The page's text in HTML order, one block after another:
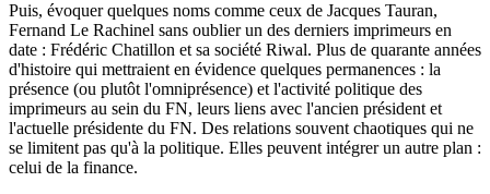
Puis, évoquer quelques noms comme ceux de Jacques Tauran,
Fernand Le Rachinel sans oublier un des derniers imprimeurs en
date : Frédéric Chatillon et sa société Riwal. Plus de quarante années
d'histoire qui mettraient en évidence quelques permanences : la
présence (ou plutôt l'omniprésence) et l'activité politique des
imprimeurs au sein du FN, leurs liens avec l'ancien président et
l'actuelle présidente du FN. Des relations souvent chaotiques qui ne
se limitent pas qu'à la politique. Elles peuvent intégrer un autre plan :
celui de la finance.